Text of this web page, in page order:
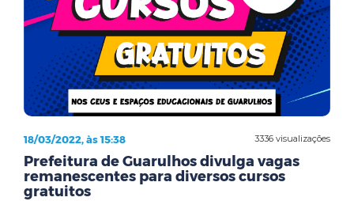
3336 visualizações
18/03/2022, às 15:38
Prefeitura de Guarulhos divulga vagas
remanescentes para diversos cursos
gratuitos